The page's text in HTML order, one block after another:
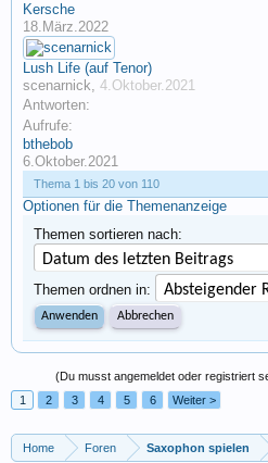
Kersche
18.März.2022
Lush Life (auf Tenor)
scenarnick, 4.Oktober.2021
Antworten:
Aufrufe:
bthebob
6.Oktober.2021
Thema 1 bis 20 von 110
Optionen für die Themenanzeige
Themen sortieren nach:
Themen ordnen in:
(Du musst angemeldet oder registriert
1
2 3 4 5 6 Weiter >
Home Foren Saxophon spielen